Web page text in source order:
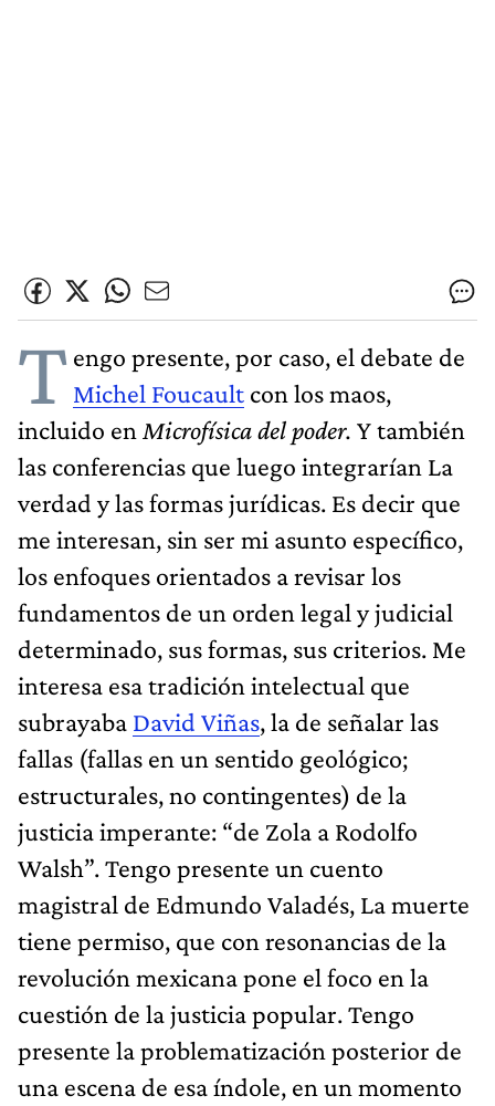
T engo presente, por caso, el debate de
Michel Foucault con los maos,
incluido en Microfísica del poder. Y también
las conferencias que luego integrarían La
verdad y las formas jurídicas. Es decir que
me interesan, sin ser mi asunto específico,
los enfoques orientados a revisar los
fundamentos de un orden legal y judicial
determinado, sus formas, sus criterios. Me
interesa esa tradición intelectual que
subrayaba David Viñas, la de señalar las
fallas (fallas en un sentido geológico;
estructurales, no contingentes) de la
justicia imperante: “de Zola a Rodolfo
Walsh”. Tengo presente un cuento
magistral de Edmundo Valadés, La muerte
tiene permiso, que con resonancias de la
revolución mexicana pone el foco en la
cuestión de la justicia popular. Tengo
presente la problematización posterior de
una escena de esa índole, en un momento